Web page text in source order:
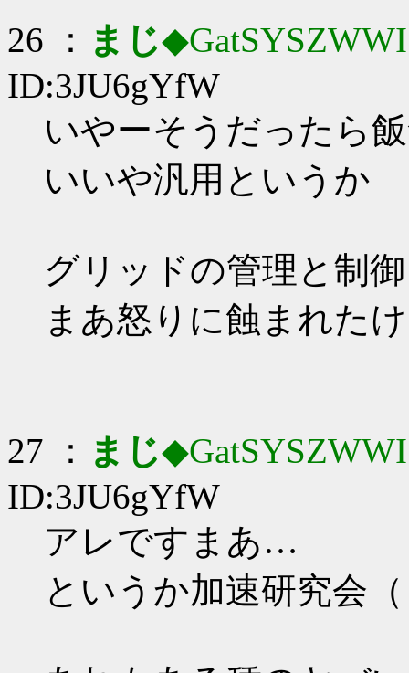
26 ： まじ◆GatSYSZWWI
ID:3JU6gYfW
いやーそうだったら
いいや汎用というか
グリッドの管理と制
まあ怒りに蝕まれた
27 ： まじ◆GatSYSZWWI
ID:3JU6gYfW
アレですまあ…
というか加速研究会